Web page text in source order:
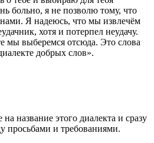
больно, я не позволю тому, что
Я надеюсь, что мы извлечём
хотя и потерпел неудачу.
мы выберемся отсюда. Это слова
добрых слов».
название этого диалекта и сразу
просьбами и требованиями.